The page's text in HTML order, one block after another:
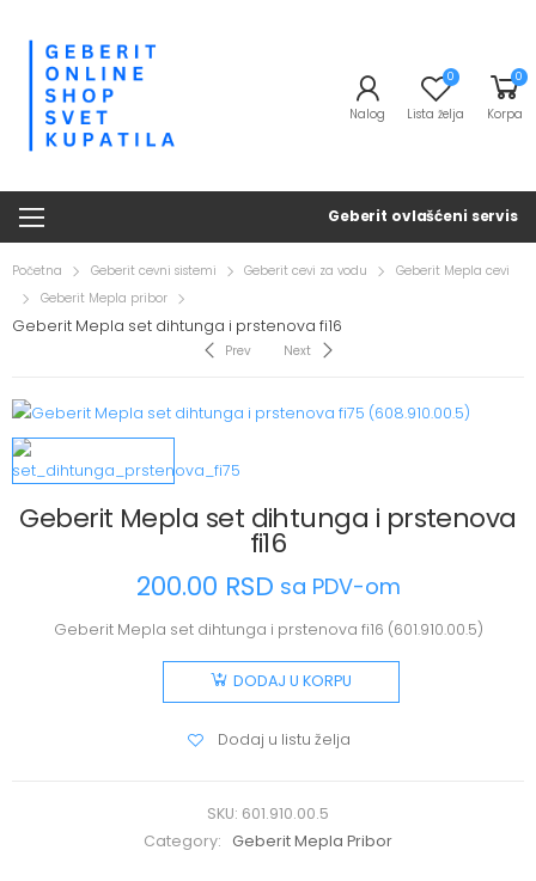
Nalog
0
Lista želja
0
Korpa
Geberit ovlašćeni servis
Početna Geberit cevni sistemi Geberit cevi za vodu
Geberit Mepla cevi
Geberit Mepla pribor
Geberit Mepla set dihtunga i prstenova fi16
Prev Next
Geberit Mepla set dihtunga i prstenova
fi16
200.00 RSD sa PDV-om
Geberit Mepla set dihtunga i prstenova fi16 (601.910.00.5)
DODAJ U KORPU
Dodaj u listu želja
SKU: 601.910.00.5
Category:
Geberit Mepla Pribor